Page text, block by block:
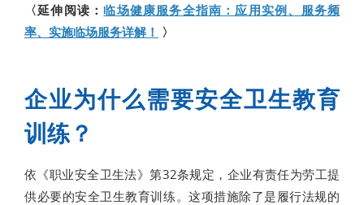
〈延伸阅读：临场健康服务全指南：应用实例、服务频
率、实施临场服务详解！ 〉
企业为什么需要安全卫生教育
训练？
依《职业安全卫生法》第32条规定，企业有责任为劳工提
供必要的安全卫生教育训练。这项措施除了是履行法规的